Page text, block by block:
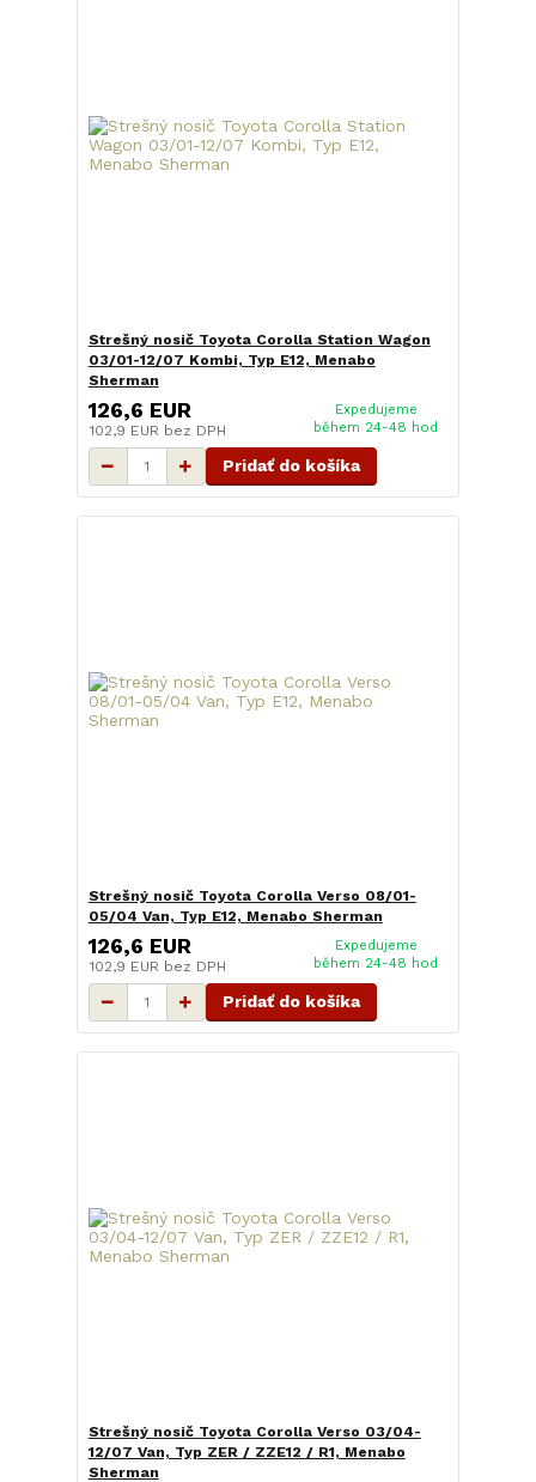
Strešný nosič Toyota Corolla Station Wagon
03/01-12/07 Kombi, Typ E12, Menabo
Sherman
126,6 EUR
102,9 EUR bez DPH
Expedujeme
během 24-48 hod
Pridať do košíka
Strešný nosič Toyota Corolla Verso 08/01-
05/04 Van, Typ E12, Menabo Sherman
126,6 EUR
102,9 EUR bez DPH
Expedujeme
během 24-48 hod
Pridať do košíka
Strešný nosič Toyota Corolla Verso 03/04-
12/07 Van, Typ ZER / ZZE12 / R1, Menabo
Sherman